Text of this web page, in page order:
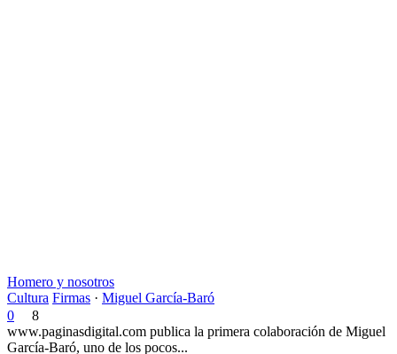
Homero y nosotros
Cultura Firmas · Miguel García-Baró
0
8
www.paginasdigital.com publica la primera colaboración de Miguel
García-Baró, uno de los pocos...